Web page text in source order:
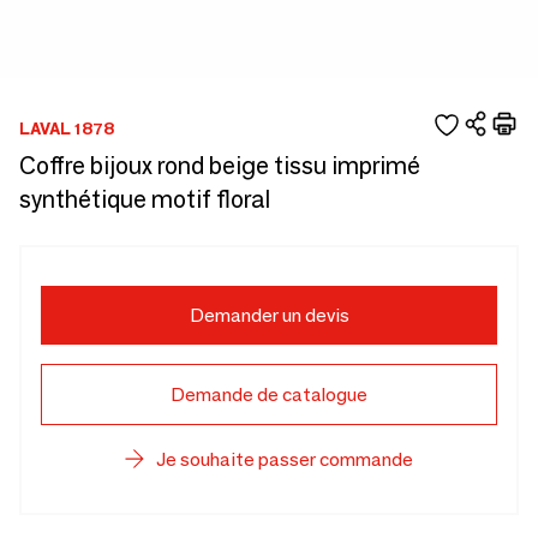
LAVAL 1878
Coffre bijoux rond beige tissu imprimé
synthétique motif floral
Demander un devis
Demande de catalogue
Je souhaite passer commande